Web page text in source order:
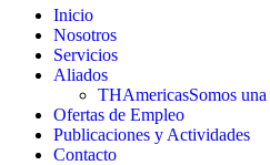
Inicio
Nosotros
Servicios
Aliados
THAmericasSomos
Ofertas de Empleo
Publicaciones y Actividades
Contacto